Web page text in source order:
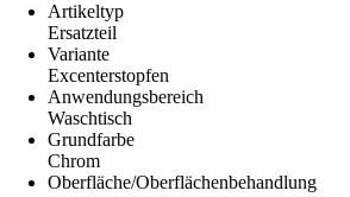
Artikeltyp
Ersatzteil
Variante
Excenterstopfen
Anwendungsbereich
Waschtisch
Grundfarbe
Chrom
Oberfläche/Oberflächenbehandlung